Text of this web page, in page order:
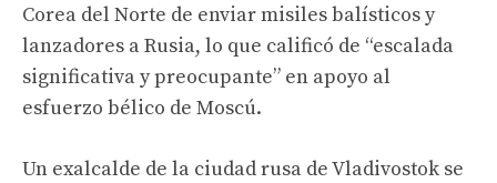
Corea del Norte de enviar misiles balísticos y
lanzadores a Rusia, lo que calificó de “escalada
significativa y preocupante” en apoyo al
esfuerzo bélico de Moscú.
Un exalcalde de la ciudad rusa de Vladivostok se